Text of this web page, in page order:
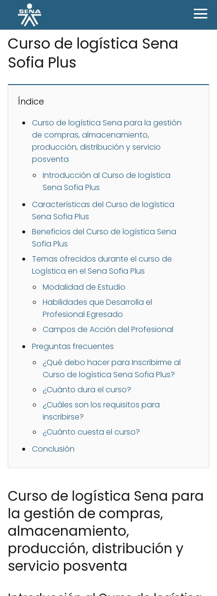
Curso de logística Sena
Sofia Plus
Índice
Curso de logística Sena para la gestión
de compras, almacenamiento,
producción, distribución y servicio
posventa
Introducción al Curso de logística
Sena Sofia Plus
Características del Curso de logística
Sena Sofia Plus
Beneficios del Curso de logística Sena
Sofia Plus
Temas ofrecidos durante el curso de
Logística en el Sena Sofia Plus
Modalidad de Estudio
Habilidades que Desarrolla el
Profesional Egresado
Campos de Acción del Profesional
Preguntas frecuentes
¿Qué debo hacer para Inscribirme al
Curso de logística Sena Sofia Plus?
¿Cuánto dura el curso?
¿Cuáles son los requisitos para
inscribirse?
¿Cuánto cuesta el curso?
Conclusión
Curso de logística Sena para
la gestión de compras,
almacenamiento,
producción, distribución y
servicio posventa